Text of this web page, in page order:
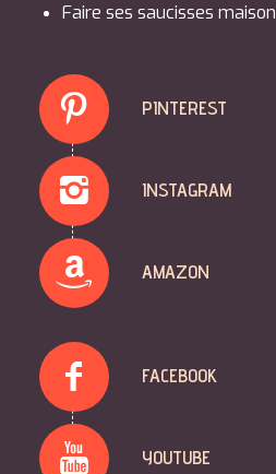
Faire ses saucisses maison
PINTEREST
INSTAGRAM
AMAZON
FACEBOOK
YOUTUBE